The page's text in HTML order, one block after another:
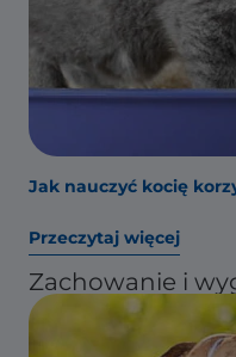
Jak nauczyć kocię
Przeczytaj więcej
Zachowanie i